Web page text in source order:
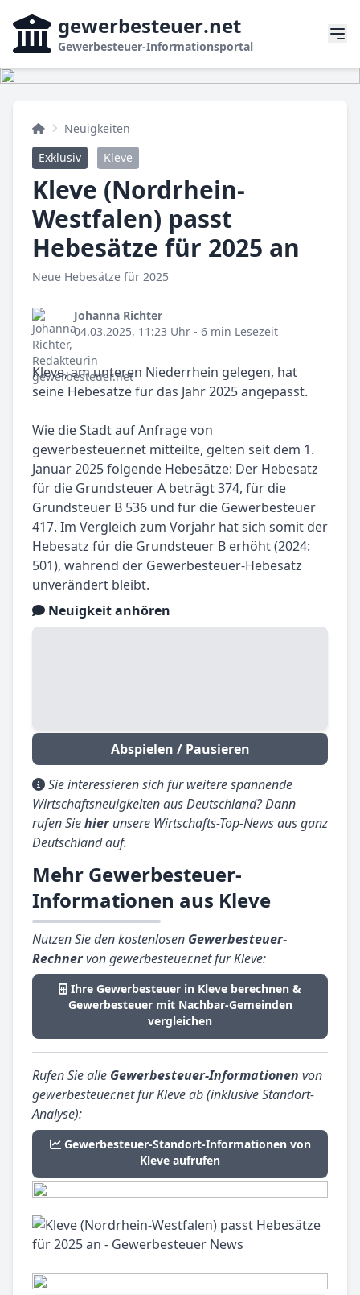
gewerbesteuer.net
Gewerbesteuer-Informationsportal
Neuigkeiten
Exklusiv
Kleve
Kleve (Nordrhein-
Westfalen) passt
Hebesätze für 2025 an
Neue Hebesätze für 2025
Johanna Richter
04.03.2025, 11:23 Uhr - 6 min Lesezeit
Kleve, am unteren Niederrhein gelegen, hat
seine Hebesätze für das Jahr 2025 angepasst.
Wie die Stadt auf Anfrage von
gewerbesteuer.net mitteilte, gelten seit dem 1.
Januar 2025 folgende Hebesätze: Der Hebesatz
für die Grundsteuer A beträgt 374, für die
Grundsteuer B 536 und für die Gewerbesteuer
417. Im Vergleich zum Vorjahr hat sich somit der
Hebesatz für die Grundsteuer B erhöht (2024:
501), während der Gewerbesteuer-Hebesatz
unverändert bleibt.
Neuigkeit anhören
Abspielen / Pausieren
Sie interessieren sich für weitere spannende
Wirtschaftsneuigkeiten aus Deutschland? Dann
rufen Siehierunsere Wirtschafts-Top-News aus ganz
Deutschland auf.
Mehr Gewerbesteuer-
Informationen aus Kleve
Nutzen Sie den kostenlosen Gewerbesteuer-
Rechnervon gewerbesteuer.net für Kleve:
Ihre Gewerbesteuer in Kleve berechnen &
Gewerbesteuer mit Nachbar-Gemeinden
vergleichen
Rufen Sie alle Gewerbesteuer-Informationen von
gewerbesteuer.net für Kleve ab (inklusive Standort-
Analyse):
Gewerbesteuer-Standort-Informationen von
Kleve aufrufen